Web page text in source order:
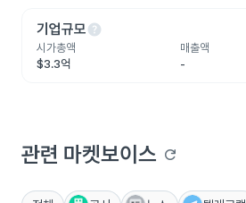
기업규모help
시가총액
$3.3억
매출액
-
관련 마켓보이스 refresh